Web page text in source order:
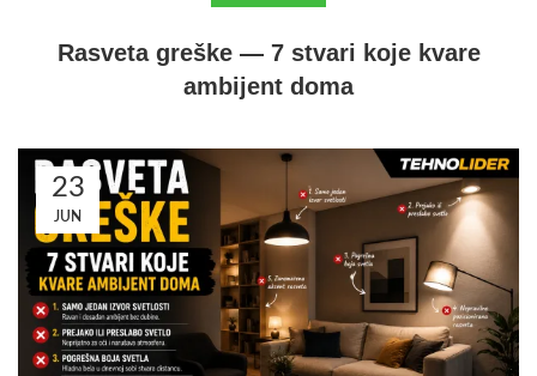
Rasveta greške — 7 stvari koje kvarе
ambijent doma
23
JUN